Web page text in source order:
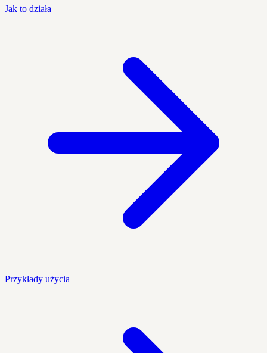
Jak to działa
Przykłady użycia